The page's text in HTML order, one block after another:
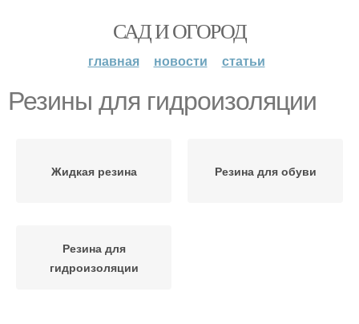
САД И ОГОРОД
главная новости статьи
Резины для гидроизоляции
Жидкая резина Резина для обуви
Резина для
гидроизоляции